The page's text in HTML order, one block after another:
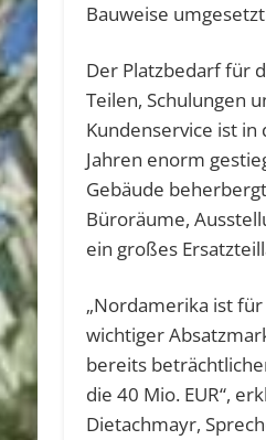
Bauweise
Der Platzbedarf für
Teilen, Schulungen
Kundenservice ist in
Jahren enorm
Gebäude
Büroräume,
ein großes
„Nordamerika ist
wichtiger
bereits
die 40 Mio. EUR“,
Dietachmayr,